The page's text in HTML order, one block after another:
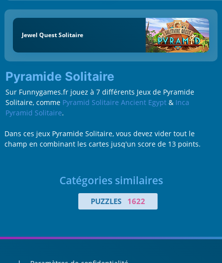
Jewel Quest Solitaire
Pyramide Solitaire
Sur Funnygames.fr jouez à 7 différents Jeux de Pyramide
Solitaire, comme Pyramid Solitaire Ancient Egypt& Inca
Pyramid Solitaire.
Dans ces jeux Pyramide Solitaire, vous devez vider tout le
champ en combinant les cartes jusq'un score de 13 points.
Catégories similaires
PUZZLES 1622